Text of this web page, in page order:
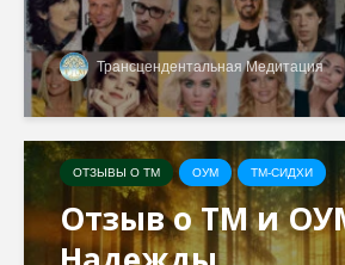
Трансцендентальная Медитация
ОТЗЫВЫ О ТМ ОУМ ТМ-СИДХИ
Отзыв о ТМ и